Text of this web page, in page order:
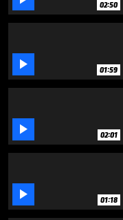
02:50
 01:59
 02:01
 01:18